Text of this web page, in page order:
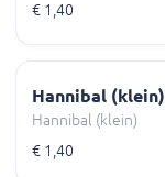
€ 1,40
Hannibal (klein)
Hannibal (klein)
€ 1,40